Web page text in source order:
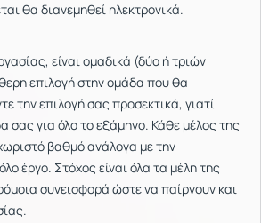
θα διανεμηθεί ηλεκτρονικά.
είναι ομαδικά (δύο ή τριών
επιλογή στην ομάδα που θα
την επιλογή σας προσεκτικά, γιατί
σας για όλο το εξάμηνο. Κάθε μέλος της
βαθμό ανάλογα με την
έργο. Στόχος είναι όλα τα μέλη της
συνεισφορά ώστε να παίρνουν και